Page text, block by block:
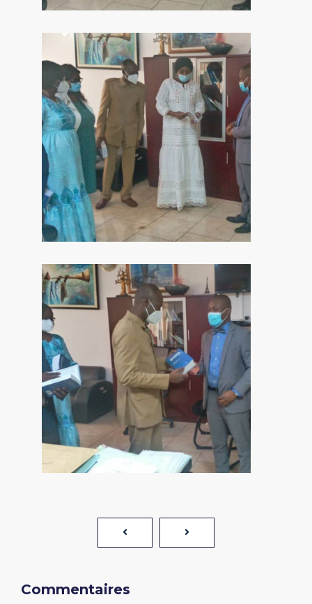
Commentaires